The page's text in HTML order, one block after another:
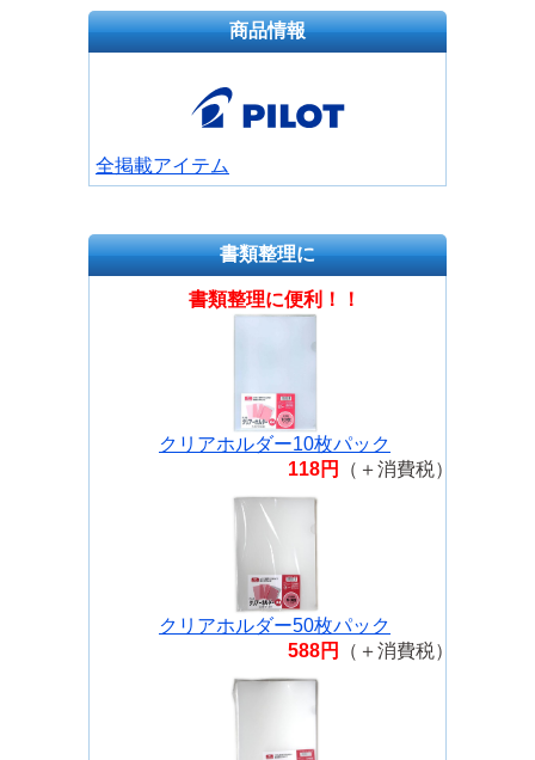
商品情報
全掲載アイテム
書類整理に
書類整理に便利！！
クリアホルダー10枚パック
118円
（＋消費税）
クリアホルダー50枚パック
588円
（＋消費税）